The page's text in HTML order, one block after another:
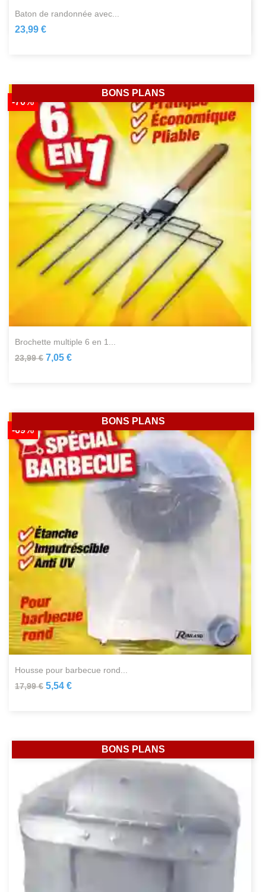
baton de randonnée avec...
23,99 €
brochette multiple 6 en 1...
23,99 €
-70%
7,05 €
BONS PLANS
housse pour barbecue rond...
17,99 €
-69%
5,54 €
BONS PLANS
BONS PLANS